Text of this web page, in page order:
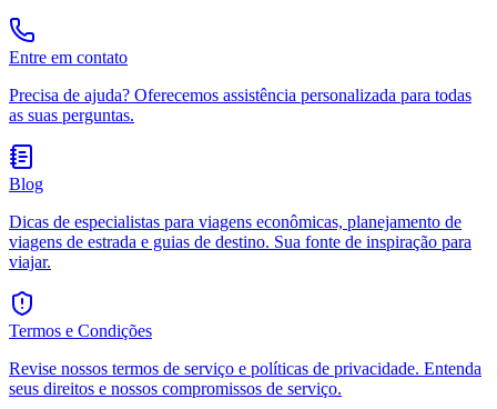
Entre em contato
Precisa de ajuda? Oferecemos assistência personalizada para todas
as suas perguntas.
Blog
Dicas de especialistas para viagens econômicas, planejamento de
viagens de estrada e guias de destino. Sua fonte de inspiração para
viajar.
Termos e Condições
Revise nossos termos de serviço e políticas de privacidade. Entenda
seus direitos e nossos compromissos de serviço.